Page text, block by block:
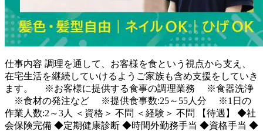
仕事内容 調理を通して、お客様を食という視点から支え、
在宅生活を継続していけるようご家族も含め支援をしていき
ます。 ※お客様に提供する食事の調理業務 ※食器洗浄
※食材の発注など ※提供食事数:25～55人分 ※1日の
作業人数:2～3人 ＜資格＞ 不問 ＜経験＞ 不問 【待遇】 ◆社
会保険完備 ◆定期健康診断 ◆時間外勤務手当 ◆資格手当 ◆